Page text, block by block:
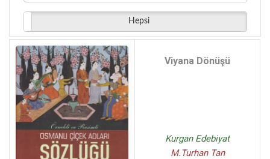
Nesime Ceyhan Akça - (1)
Osman Gazi Kandemir - (1)
Celalettin Kurt - (1)
Selçuk Çıkla Gaye Belkız Yeter - (1)
Hepsi
Viyana Dönüşü
Kurgan Edebiyat
M.Turhan Tan